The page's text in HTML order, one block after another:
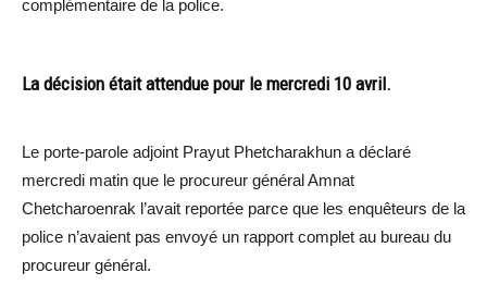
complémentaire de la police.
La décision était attendue pour le mercredi 10 avril.
Le porte-parole adjoint Prayut Phetcharakhun a déclaré
mercredi matin que le procureur général Amnat
Chetcharoenrak l’avait reportée parce que les enquêteurs de la
police n’avaient pas envoyé un rapport complet au bureau du
procureur général.